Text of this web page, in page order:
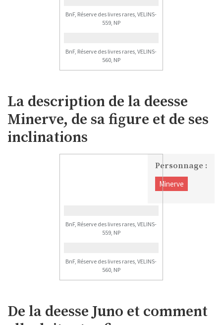
BnF, Réserve des livres rares, VELINS-
559, NP
BnF, Réserve des livres rares, VELINS-
560, NP
La description de la deesse
Minerve, de sa figure et de ses
inclinations
Personnage :
Minerve
BnF, Réserve des livres rares, VELINS-
559, NP
BnF, Réserve des livres rares, VELINS-
560, NP
De la deesse Juno et comment